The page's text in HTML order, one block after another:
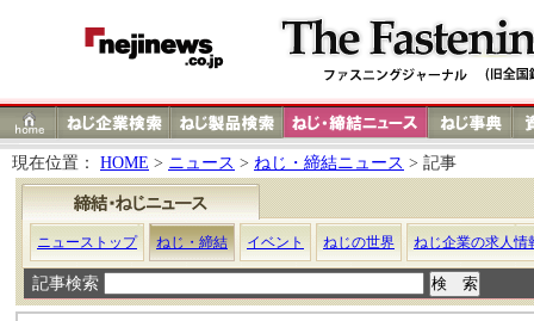
現在位置： HOME > ニュース > ねじ・締結ニュース > 記事
ニューストップ ねじ・締結 イベント ねじの世界 ねじ企業の求人情
記事検索